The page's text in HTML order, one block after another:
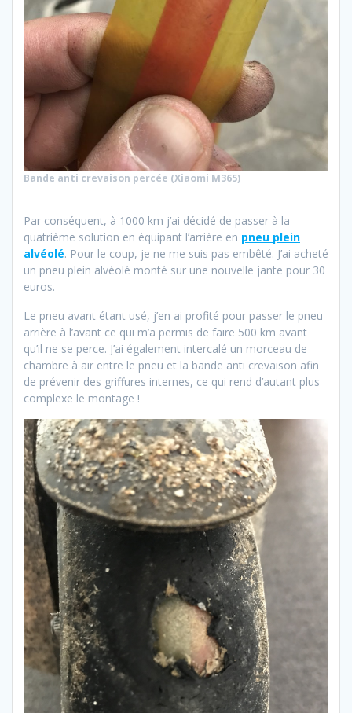
Bande anti crevaison percée (Xiaomi M365)
Par conséquent, à 1000 km j’ai décidé de passer à la
quatrième solution en équipant l’arrière en pneu plein
alvéolé. Pour le coup, je ne me suis pas embêté. J’ai acheté
un pneu plein alvéolé monté sur une nouvelle jante pour 30
euros.
Le pneu avant étant usé, j’en ai profité pour passer le pneu
arrière à l’avant ce qui m’a permis de faire 500 km avant
qu’il ne se perce. J’ai également intercalé un morceau de
chambre à air entre le pneu et la bande anti crevaison afin
de prévenir des griffures internes, ce qui rend d’autant plus
complexe le montage !